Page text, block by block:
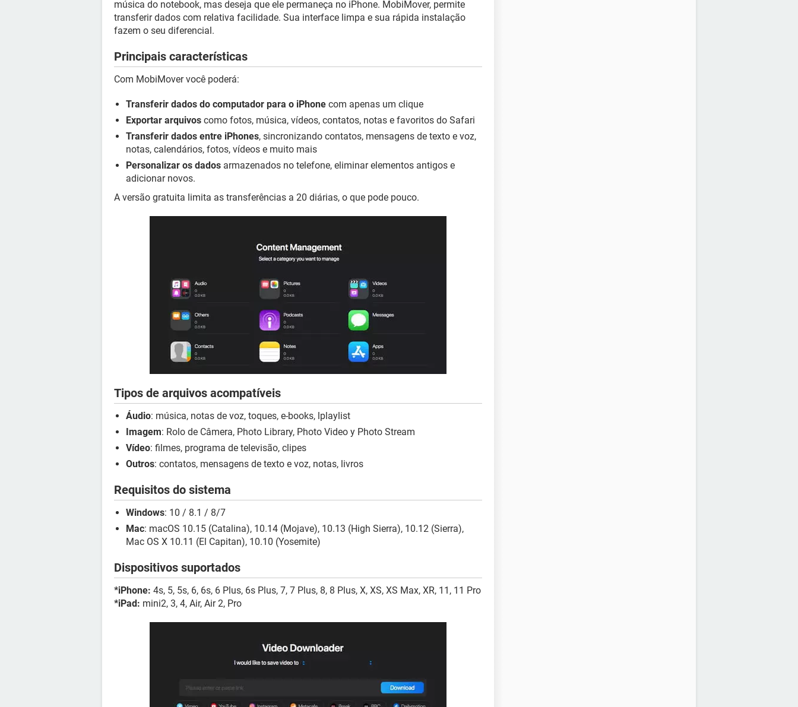
música do notebook, mas deseja que ele permaneça no iPhone. MobiMover, permite
transferir dados com relativa facilidade. Sua interface limpa e sua rápida instalação
fazem o seu diferencial.
Principais características
Com MobiMover você poderá:
Transferir dados do computador para o iPhone com apenas um clique
Exportar arquivos como fotos, música, vídeos, contatos, notas e favoritos do Safari
Transferir dados entre iPhones, sincronizando contatos, mensagens de texto e voz,
notas, calendários, fotos, vídeos e muito mais
Personalizar os dados armazenados no telefone, eliminar elementos antigos e
adicionar novos.
A versão gratuita limita as transferências a 20 diárias, o que pode pouco.
Tipos de arquivos acompatíveis
Áudio: música, notas de voz, toques, e-books, lplaylist
Imagem: Rolo de Câmera, Photo Library, Photo Video y Photo Stream
Vídeo: filmes, programa de televisão, clipes
Outros: contatos, mensagens de texto e voz, notas, livros
Requisitos do sistema
Windows: 10 / 8.1 / 8/7
Mac: macOS 10.15 (Catalina), 10.14 (Mojave), 10.13 (High Sierra), 10.12 (Sierra),
Mac OS X 10.11 (El Capitan), 10.10 (Yosemite)
Dispositivos suportados
*iPhone: 4s, 5, 5s, 6, 6s, 6 Plus, 6s Plus, 7, 7 Plus, 8, 8 Plus, X, XS, XS Max, XR, 11, 11 Pro
*iPad: mini2, 3, 4, Air, Air 2, Pro